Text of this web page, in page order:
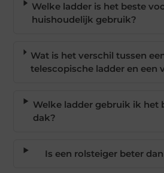
Welke ladder is het beste
huishoudelijk gebruik?
Wat is het verschil tussen
telescopische ladder en een
Welke ladder gebruik ik het
dak?
Is een rolsteiger beter